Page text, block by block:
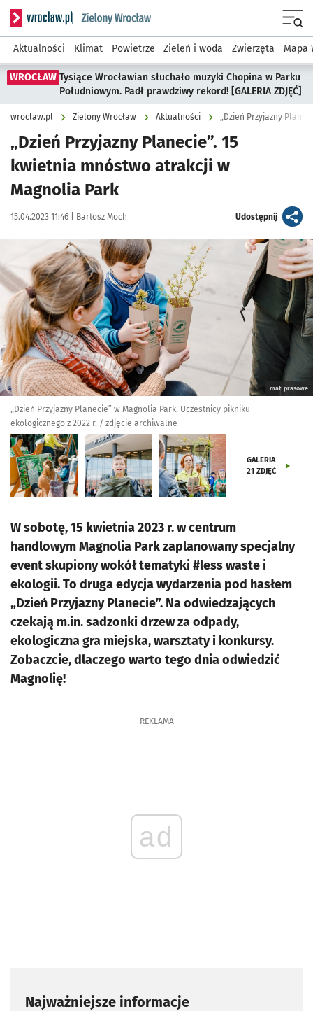
Serwis informacyjny wroclaw.pl podserwis: Środowisko we
Aktualności Klimat Powietrze Zieleń i woda Zwierzęta Mapa
WROCŁAW Tysiące Wrocławian słuchało muzyki Chopina w Parku
Południowym. Padł prawdziwy rekord! [GALERIA ZDJĘĆ]
wroclaw.pl Zielony Wrocław Aktualności „Dzień Przyjazny
„Dzień Przyjazny Planecie”. 15
kwietnia mnóstwo atrakcji w
Magnolia Park
Data publikacji:
15.04.2023 11:46 | Autor:
Bartosz Moch Udostępnijartykuł
Kliknij, aby zobaczyć galerię
mat. prasowe
„Dzień Przyjazny Planecie” w Magnolia Park. Uczestnicy pikniku
ekologicznego z 2022 r. / zdjęcie archiwalne
GALERIA
21 ZDJĘĆ
W sobotę, 15 kwietnia 2023 r. w centrum
handlowym Magnolia Park zaplanowany specjalny
event skupiony wokół tematyki #less waste i
ekologii. To druga edycja wydarzenia pod hasłem
„Dzień Przyjazny Planecie”. Na odwiedzających
czekają m.in. sadzonki drzew za odpady,
ekologiczna gra miejska, warsztaty i konkursy.
Zobaczcie, dlaczego warto tego dnia odwiedzić
Magnolię!
REKLAMA
ad
Najważniejsze informacje